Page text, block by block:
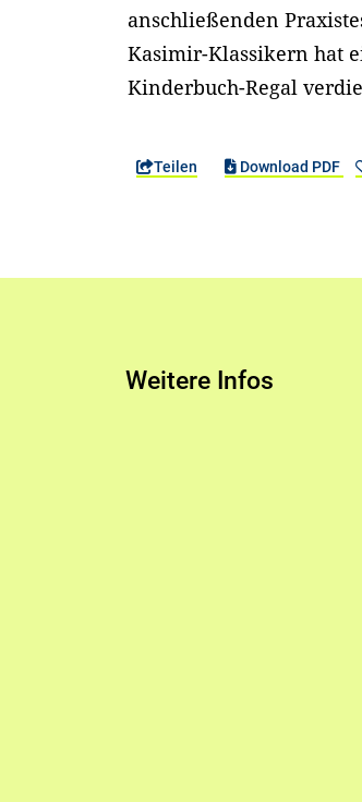
anschließenden
Kasimir-Klassikern hat
Kinderbuch-Regal
Teilen Download PDF
Weitere Infos